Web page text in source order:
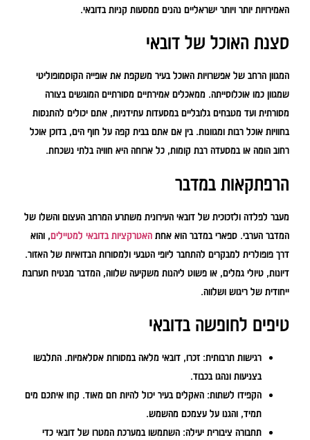
האמירויות יותר ויותר ישראליים נהנים ממסעות קניות בדובאי.
סצנת האוכל של דובאי
המגוון הרחב של אפשרויות האוכל בעיר משקפת את אופייה הקוסמופוליטי
שמגוון כמו אוכלוסייתה. ממאכלים אמירתיים מסורתיים המוגשים בצורה
מסורתית ועד מטבחים גלובליים במסעדות עתידניות, אתם יכולים להתנסות
בחוויות אוכל רבות ומגוונות. בין אם אתם בבית קפה על חוף הים, בדוכן אוכל
רחוב הומה או במסעדה רבת קומות, כל ארוחה היא חוויה בלתי נשכחת.
הרפתקאות במדבר
מעבר לפלדה ולזכוכית של דובאי העירונית משתרע המרחב העצום והשלו של
המדבר הערבי. ספארי במדבר הוא אחת האטרקציות בדובאי למטיילים, והוא
דרך פופולרית למבקרים להתחבר ליופי הטבעי ולמסורות הבדואיות של האזור.
דיונות, טיולי גמלים, או פשוט ליהנות משקיעה שלווה, המדבר מבטיח תערובת
ייחודית של ריגוש ושלווה.
טיפים לחופשה בדובאי
רגישות תרבותית:זכרו, דובאי מלאה במסורות אסלאמיות. התלבשו
בצניעות ונהגו בכבוד.
הקפידו לשתות:האקלים בעיר יכול להיות חם מאוד. קחו איתכם מים
תמיד, והגנו על עצמכם מהשמש.
תחבורה ציבורית יעילה:השתמשו במערכת המטרו של דובאי כדי